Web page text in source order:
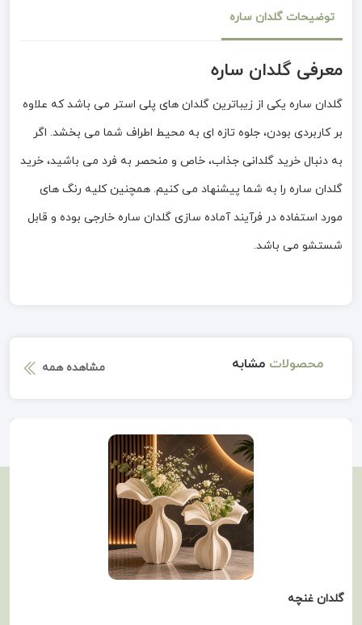
توضیحات گلدان ساره
معرفی گلدان ساره
گلدان ساره یکی از زیباترین گلدان های پلی استر می باشد که علاوه
بر کاربردی بودن، جلوه تازه ای به محیط اطراف شما می بخشد. اگر
به دنبال خرید گلدانی جذاب، خاص و منحصر به فرد می باشید، خرید
گلدان ساره را به شما پیشنهاد می کنیم. همچنین کلیه رنگ های
مورد استفاده در فرآیند آماده سازی گلدان ساره خارجی بوده و قابل
شستشو می باشد.
محصولات مشابه مشاهده همه
گلدان غنچه